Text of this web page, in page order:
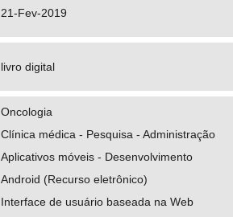
21-Fev-2019
livro digital
Oncologia
Clínica médica - Pesquisa - Administração
Aplicativos móveis - Desenvolvimento
Android (Recurso eletrônico)
Interface de usuário baseada na Web